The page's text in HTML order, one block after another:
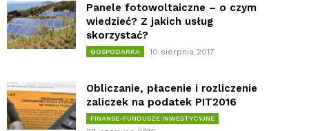
Panele fotowoltaiczne – o czym
wiedzieć? Z jakich usług
skorzystać?
GOSPODARKA 10 sierpnia 2017
Obliczanie, płacenie i rozliczenie
zaliczek na podatek PIT2016
FINANSE-FUNDUSZE INWESTYCYJNE